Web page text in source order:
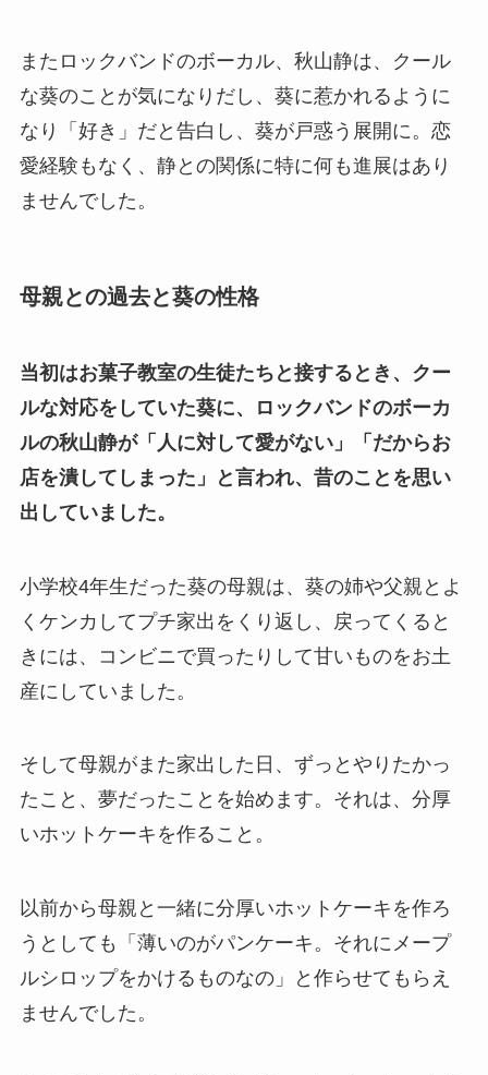
またロックバンドのボーカル、秋山静は、クール
な葵のことが気になりだし、葵に惹かれるように
なり「好き」だと告白し、葵が戸惑う展開に。恋
愛経験もなく、静との関係に特に何も進展はあり
ませんでした。
母親との過去と葵の性格
当初はお菓子教室の生徒たちと接するとき、クー
ルな対応をしていた葵に、ロックバンドのボーカ
ルの秋山静が「人に対して愛がない」「だからお
店を潰してしまった」と言われ、昔のことを思い
出していました。
小学校4年生だった葵の母親は、葵の姉や父親とよ
くケンカしてプチ家出をくり返し、戻ってくると
きには、コンビニで買ったりして甘いものをお土
産にしていました。
そして母親がまた家出した日、ずっとやりたかっ
たこと、夢だったことを始めます。それは、分厚
いホットケーキを作ること。
以前から母親と一緒に分厚いホットケーキを作ろ
うとしても「薄いのがパンケーキ。それにメープ
ルシロップをかけるものなの」と作らせてもらえ
ませんでした。